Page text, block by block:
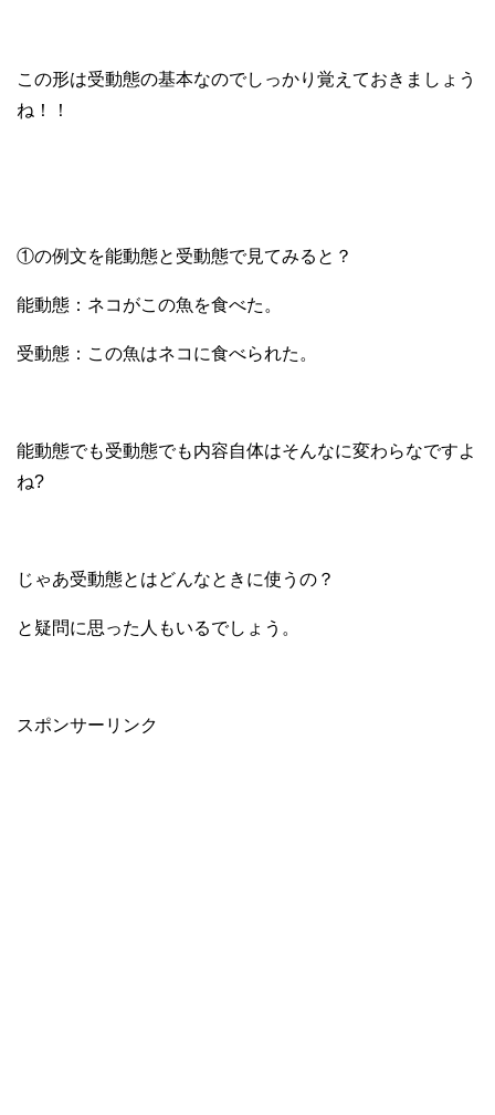
この形は受動態の基本なのでしっかり覚えておきましょう
ね！！
①の例文を能動態と受動態で見てみると？
能動態：ネコがこの魚を食べた。
受動態：この魚はネコに食べられた。
能動態でも受動態でも内容自体はそんなに変わらなですよ
ね?
じゃあ受動態とはどんなときに使うの？
と疑問に思った人もいるでしょう。
スポンサーリンク